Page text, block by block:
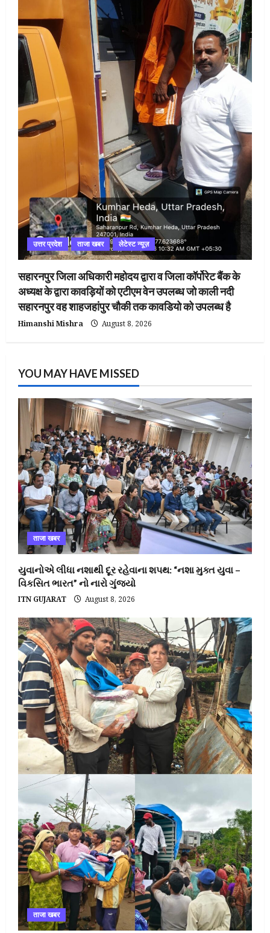
उत्तर प्रदेश ताजा खबर लेटेस्ट न्यूज़
सहारनपुर जिला अधिकारी महोदय द्वारा व जिला कॉर्पोरेट बैंक के
अध्यक्ष के द्वारा कावड़ियों को एटीएम वेन उपलब्ध जो काली नदी
सहारनपुर वह शाहजहांपुर चौकी तक कावडियो को उपलब्ध है
Himanshi Mishra August 8, 2026
YOU MAY HAVE MISSED
ताजा खबर
યુવાનોએ લીધા નશાથી દૂર રહેવાના શપથ: “નશા મુક્ત યુવા –
વિકસિત ભારત” નો નારો ગુંજ્યો
ITN GUJARAT August 8, 2026
ताजा खबर